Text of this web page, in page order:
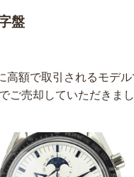
盤
額で取引されるモデ
ご売却していただきまし